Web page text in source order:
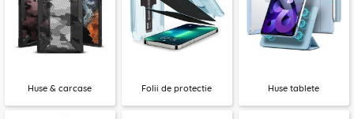
Huse & carcase Folii de protectie Huse tablete